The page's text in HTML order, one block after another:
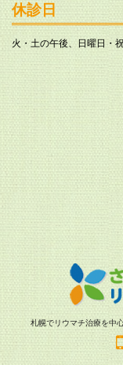
休診日
火・土の午後、日曜日・
札幌でリウマチ治療を中